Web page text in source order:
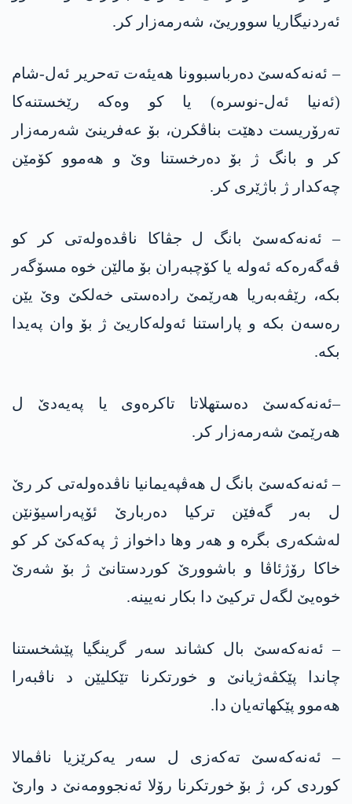
ئەردنیگاریا سووریێ، شەرمەزار کر.
– ئەنەکەسێ دەرباسبوونا ھەیئەت تەحریر ئەل-شام
(ئەنیا ئەل-نوسرە) یا کو وەکە رێخستنەکا
تەرۆریست دهێت بناڤکرن، بۆ عەفرینێ شەرمەزار
کر و بانگ ژ بۆ دەرخستنا وێ و ھەموو کۆمێن
چەکدار ژ باژێری کر.
– ئەنەکەسێ بانگ ل جڤاکا ناڤدەولەتی کر کو
ڤەگەرەکە ئەولە یا کۆچبەران بۆ مالێن خوە مسۆگەر
بکە، رێڤەبەریا ھەرێمێ رادەستی خەلکێ وێ یێن
رەسەن بکە و پاراستنا ئەولەکاریێ ژ بۆ وان پەیدا
بکە.
–ئەنەکەسێ دەستھلاتا تاکرەوی یا پەیەدێ ل
ھەرێمێ شەرمەزار کر.
– ئەنەکەسێ بانگ ل ھەڤپەیمانیا ناڤدەولەتی کر رێ
ل بەر گەفێن ترکیا دەربارێ ئۆپەراسیۆنێن
لەشکەری بگرە و ھەر وھا داخواز ژ پەکەکێ کر کو
خاکا رۆژئاڤا و باشوورێ کوردستانێ ژ بۆ شەرێ
خوەیێ لگەل ترکیێ دا بکار نەیینە.
– ئەنەکەسێ بال کشاند سەر گرینگیا پێشخستنا
چاندا پێکڤەژیانێ و خورتکرنا تێکلیێن د ناڤبەرا
ھەموو پێکھاتەیان دا.
– ئەنەکەسێ تەکەزی ل سەر یەکرێزیا ناڤمالا
کوردی کر، ژ بۆ خورتکرنا رۆلا ئەنجوومەنێ د وارێ